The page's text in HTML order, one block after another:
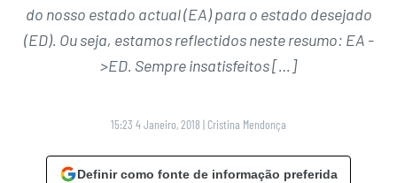
do nosso estado actual (EA) para o estado desejado
(ED). Ou seja, estamos reflectidos neste resumo: EA -
>ED. Sempre insatisfeitos […]
15:23 4 Janeiro, 2018 | Cristina Mendonça
Definir como fonte de informação preferida